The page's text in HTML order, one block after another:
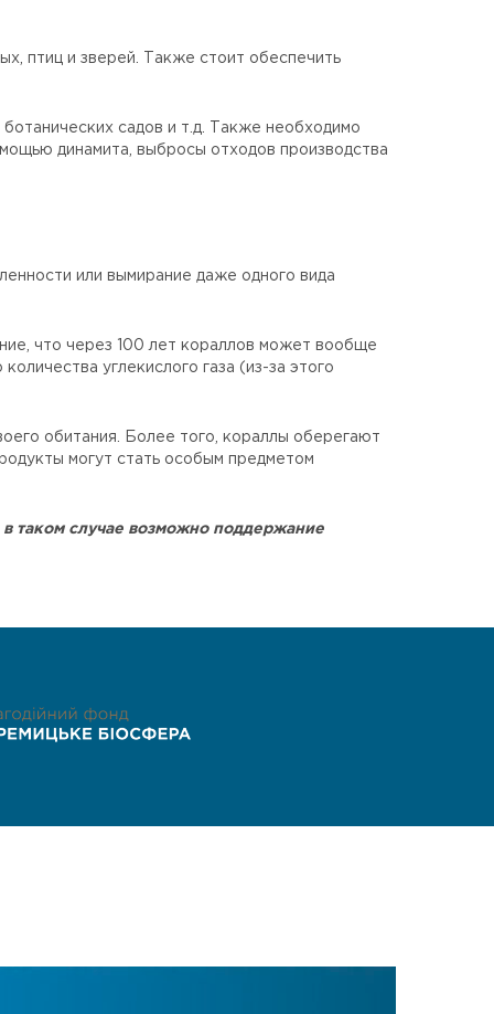
птиц и зверей. Также стоит обеспечить
садов и т.д. Также необходимо
динамита, выбросы отходов производства
или вымирание даже одного вида
что через 100 лет кораллов может вообще
углекислого газа (из-за этого
обитания. Более того, кораллы оберегают
могут стать особым предметом
таком случае возможно поддержание